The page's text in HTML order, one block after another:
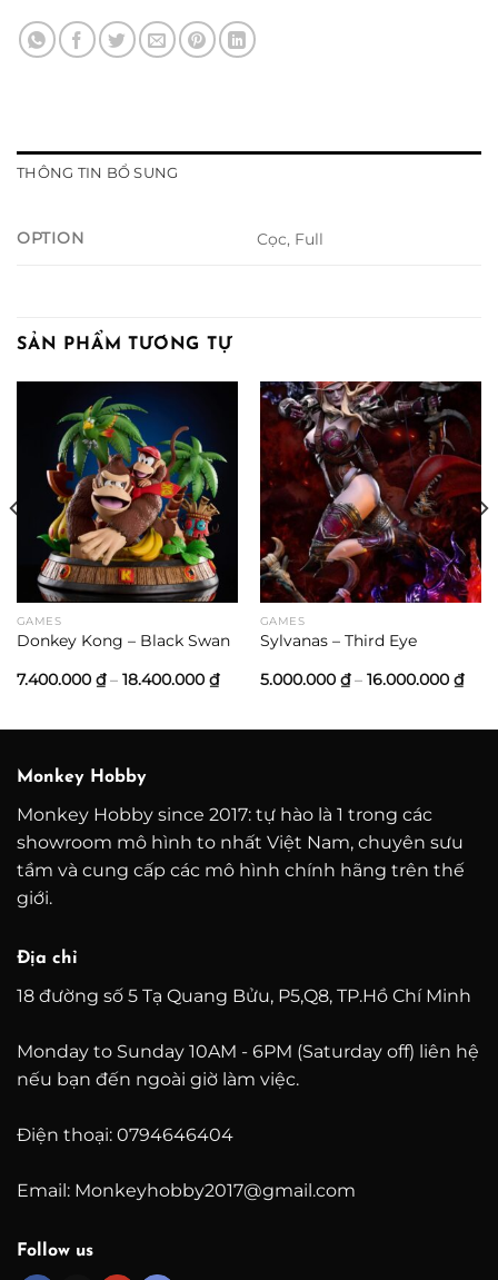
THÔNG TIN BỔ SUNG
OPTION Cọc, Full
SẢN PHẨM TƯƠNG TỰ
GAMES
Donkey Kong – Black Swan
7.400.000 ₫ – 18.400.000 ₫Khoảng
giá:
GAMES
Sylvanas – Third Eye
5.000.000 ₫ – 16.000.000 ₫
giá:
₫
₫
Monkey Hobby
Monkey Hobby since 2017: tự hào là 1 trong các
showroom mô hình to nhất Việt Nam, chuyên sưu
tầm và cung cấp các mô hình chính hãng trên thế
giới.
Địa chỉ
18 đường số 5 Tạ Quang Bửu, P5,Q8, TP.Hồ Chí Minh
Monday to Sunday 10AM - 6PM (Saturday off) liên hệ
nếu bạn đến ngoài giờ làm việc.
Điện thoại: 0794646404
Email: Monkeyhobby2017@gmail.com
Follow us